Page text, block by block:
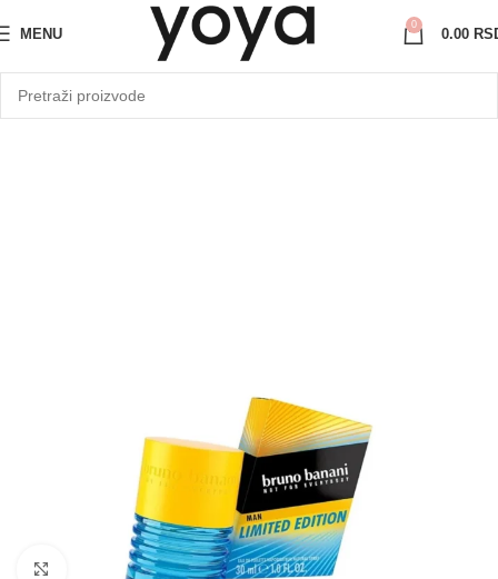
MENU
0
0.00
Click to enlarge